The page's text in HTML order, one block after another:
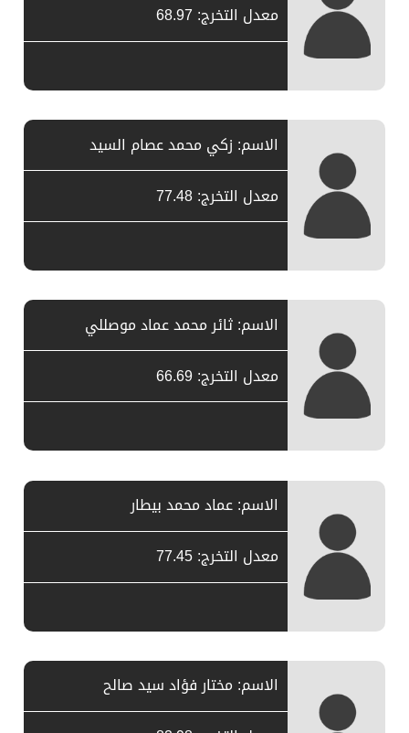
معدل التخرج: 68.97
الاسم: زكي محمد عصام السيد
معدل التخرج: 77.48
الاسم: ثائر محمد عماد موصللي
معدل التخرج: 66.69
الاسم: عماد محمد بيطار
معدل التخرج: 77.45
الاسم: مختار فؤاد سيد صالح